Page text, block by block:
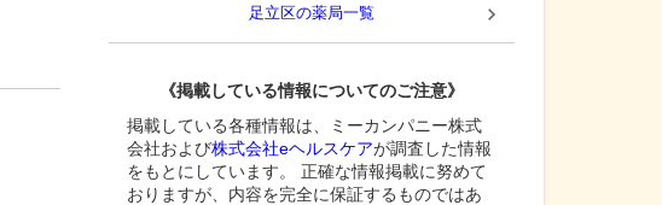
足立区の薬局一覧
《掲載している情報についてのご注意》
掲載している各種情報は、ミーカンパニー株式
会社および株式会社eヘルスケアが調査した情報
をもとにしています。 正確な情報掲載に努めて
おりますが、内容を完全に保証するものではあ